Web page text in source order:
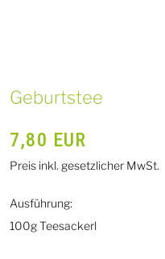
Geburtstee
7,80 EUR
Preis inkl. gesetzlicher MwSt.
Ausführung:
100g Teesackerl